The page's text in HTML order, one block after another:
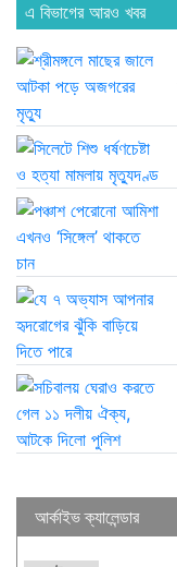
এ বিভাগের আরও খবর
আর্কাইভ ক্যালেন্ডার